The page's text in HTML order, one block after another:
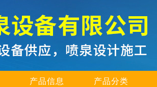
产品信息 产品分类